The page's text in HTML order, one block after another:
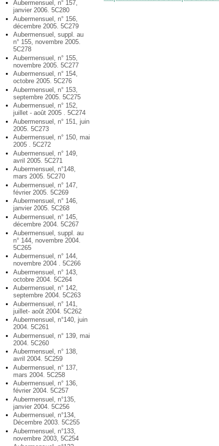
Aubermensuel, n° 157,
janvier 2006. 5C280
Aubermensuel, n° 156,
décembre 2005. 5C279
Aubermensuel, suppl. au
n° 155, novembre 2005.
5C278
Aubermensuel, n° 155,
novembre 2005. 5C277
Aubermensuel, n° 154,
octobre 2005. 5C276
Aubermensuel, n° 153,
septembre 2005. 5C275
Aubermensuel, n° 152,
juillet - août 2005 . 5C274
Aubermensuel, n° 151, juin
2005. 5C273
Aubermensuel, n° 150, mai
2005 . 5C272
Aubermensuel, n° 149,
avril 2005. 5C271
Aubermensuel, n°148,
mars 2005. 5C270
Aubermensuel, n° 147,
février 2005. 5C269
Aubermensuel, n° 146,
janvier 2005. 5C268
Aubermensuel, n° 145,
décembre 2004. 5C267
Aubermensuel, suppl. au
n° 144, novembre 2004.
5C265
Aubermensuel, n° 144,
novembre 2004 . 5C266
Aubermensuel, n° 143,
octobre 2004. 5C264
Aubermensuel, n° 142,
septembre 2004. 5C263
Aubermensuel, n° 141,
juillet- août 2004. 5C262
Aubermensuel, n°140, juin
2004. 5C261
Aubermensuel, n° 139, mai
2004. 5C260
Aubermensuel, n° 138,
avril 2004. 5C259
Aubermensuel, n° 137,
mars 2004. 5C258
Aubermensuel, n° 136,
février 2004. 5C257
Aubermensuel, n°135,
janvier 2004. 5C256
Aubermensuel, n°134,
Décembre 2003. 5C255
Aubermensuel, n°133,
novembre 2003, 5C254